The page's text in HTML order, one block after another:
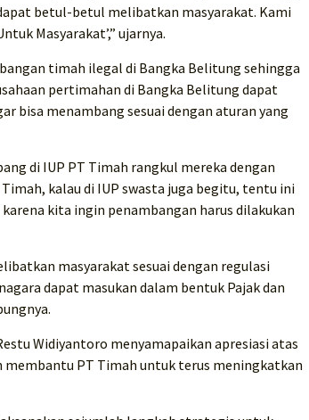
betul-betul melibatkan masyarakat. Kami
Masyarakat’,” ujarnya.
timah ilegal di Bangka Belitung sehingga
pertimahan di Bangka Belitung dapat
bisa menambang sesuai dengan aturan yang
di IUP PT Timah rangkul mereka dengan
kalau di IUP swasta juga begitu, tentu ini
kita ingin penambangan harus dilakukan
masyarakat sesuai dengan regulasi
dapat masukan dalam bentuk Pajak dan
Widiyantoro menyamapaikan apresiasi atas
membantu PT Timah untuk terus meningkatkan